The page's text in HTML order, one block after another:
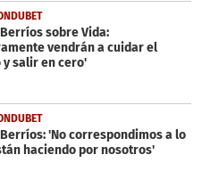
sobre Vida:
vendrán a cuidar el
y salir en cero'
'No correspondimos a lo
haciendo por nosotros'